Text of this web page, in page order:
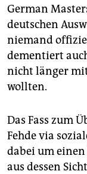
German
deutschen
niemand
dementiert
nicht länger
wollten.
Das Fass zum
Fehde via
dabei um einen
aus dessen